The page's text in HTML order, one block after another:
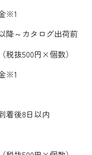
※1
降～カタログ出荷前
税抜500円×個数）
※1
着後8日以内